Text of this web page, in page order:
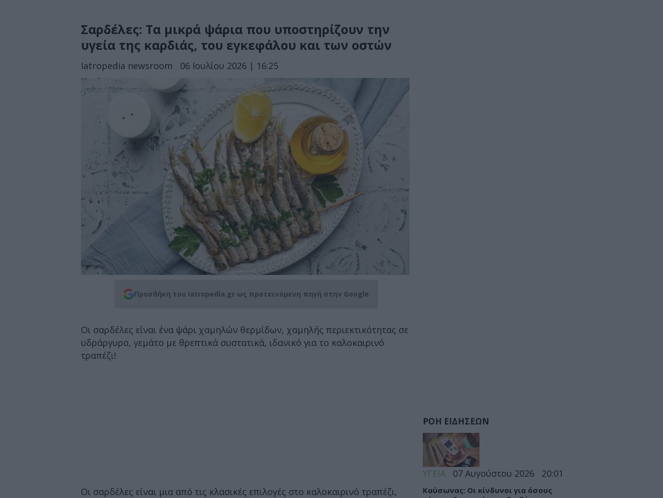
Σαρδέλες: Τα μικρά ψάρια που υποστηρίζουν την
υγεία της καρδιάς, του εγκεφάλου και των οστών
Iatropedia newsroom 06 Ιουλίου 2026 | 16:25
Προσθήκη του iatropedia.gr ως προτεινόμενη πηγή στην Google
Οι σαρδέλες είναι ένα ψάρι χαμηλών θερμίδων, χαμηλής περιεκτικότητας σε
υδράργυρο, γεμάτο με θρεπτικά συστατικά, ιδανικό για το καλοκαιρινό
τραπέζι!
Οι σαρδέλες είναι μια από τις κλασικές επιλογές στο καλοκαιρινό τραπέζι,
ΡΟΗ ΕΙΔΗΣΕΩΝ
ΥΓΕΙΑ 07 Αυγούστου 2026 20:01
Καύσωνας: Οι κίνδυνοι για όσους